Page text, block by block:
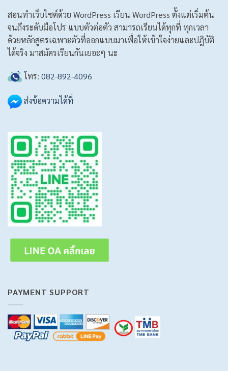
สอนทำเว็บไซต์ด้วย WordPress เรียน WordPress ตั้งแต่เริ่มต้น
จนถึงระดับมือโปร แบบตัวต่อตัว สามารถเรียนได้ทุกที่ ทุกเวลา
ด้วยหลักสูตรเฉพาะตัวที่ออกแบบมาเพื่อให้เข้าใจง่ายและปฎิบัติ
ได้จริง มาสมัครเรียนกันเยอะๆ นะ
โทร: 082-892-4096
ส่งข้อความได้ที่
PAYMENT SUPPORT